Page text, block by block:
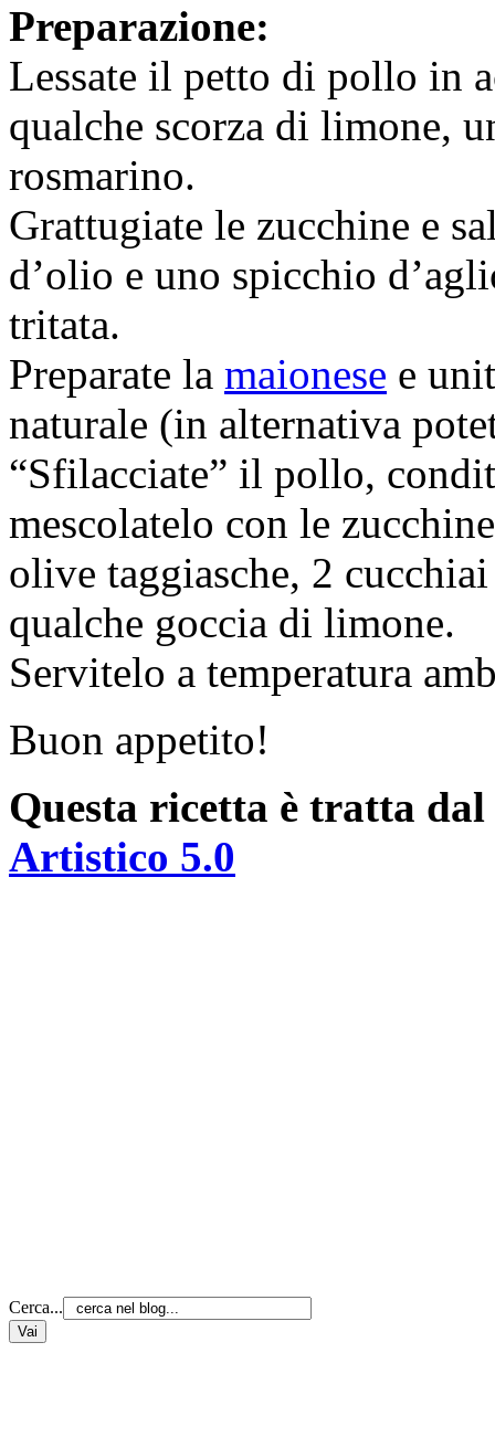
Preparazione:
Lessate il petto di pollo in
qualche scorza di limone,
rosmarino.
Grattugiate le zucchine e
d’olio e uno spicchio
tritata.
Preparate la maionese e
naturale (in alternativa
“Sfilacciate” il pollo,
mescolatelo con le
olive taggiasche, 2
qualche goccia di limone.
Servitelo a temperatura
Buon appetito!
Questa ricetta è tratta
Artistico 5.0
Cerca...